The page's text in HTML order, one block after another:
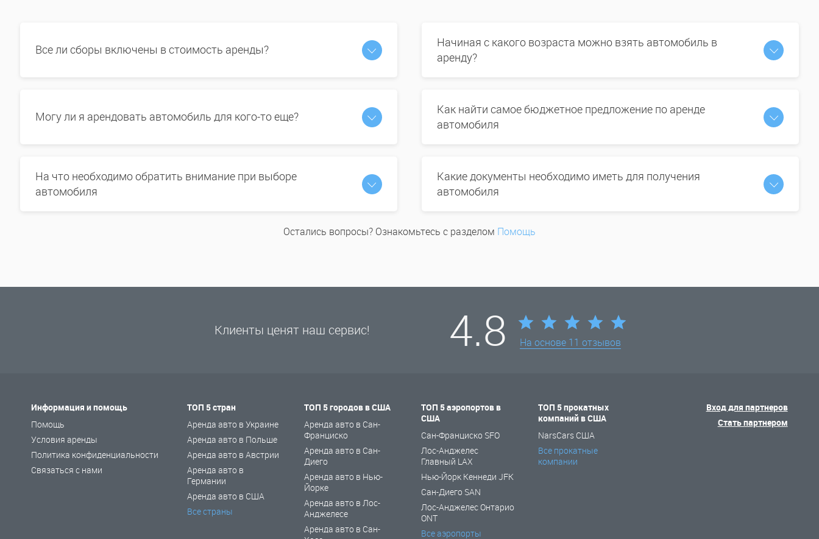
Все ли сборы включены в стоимость аренды?
Начиная с какого возраста можно взять автомобиль в
аренду?
Могу ли я арендовать автомобиль для кого-то еще?
Как найти самое бюджетное предложение по аренде
автомобиля
На что необходимо обратить внимание при выборе
автомобиля
Какие документы необходимо иметь для получения
автомобиля
Остались вопросы? Ознакомьтесь с разделом Помощь
Клиенты ценят наш сервис! 4.8 На основе 11 отзывов
Информация и помощь
Помощь
Условия аренды
Политика конфиденциальности
Связаться с нами
ТОП 5 стран
Аренда авто в Украине
Аренда авто в Польше
Аренда авто в Австрии
Аренда авто в
Германии
Аренда авто в США
Все страны
ТОП 5 городов в США
Аренда авто в Сан-
Франциско
Аренда авто в Сан-
Диего
Аренда авто в Нью-
Йорке
Аренда авто в Лос-
Анджелесе
Аренда авто в Сан-
ТОП 5 аэропортов в
США
Сан-Франциско SFO
Лос-Анджелес
Главный LAX
Нью-Йорк Кеннеди JFK
Сан-Диего SAN
Лос-Анджелес Онтарио
ONT
Все аэропорты
ТОП 5 прокатных
компаний в США
NarsCars США
Все прокатные
компании
Вход для партнеров
Стать партнером